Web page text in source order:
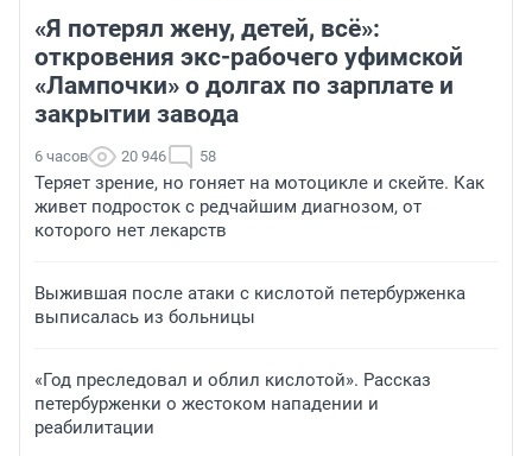
«Я потерял жену, детей, всё»:
откровения экс-рабочего уфимской
«Лампочки» о долгах по зарплате и
закрытии завода
6 часов 20 946 58
Теряет зрение, но гоняет на мотоцикле и скейте. Как
живет подросток с редчайшим диагнозом, от
которого нет лекарств
Выжившая после атаки с кислотой петербурженка
выписалась из больницы
«Год преследовал и облил кислотой». Рассказ
петербурженки о жестоком нападении и
реабилитации